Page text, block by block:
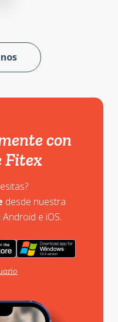
con
Fitex
desde nuestra
e iOS.